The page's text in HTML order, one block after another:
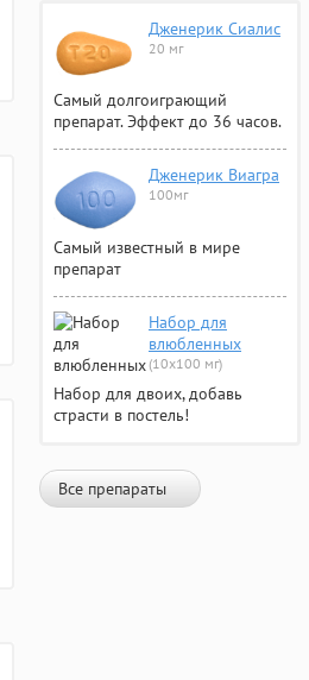
Дженерик Сиалис
20 мг
Самый долгоиграющий
препарат. Эффект до 36 часов.
Дженерик Виагра
100мг
Самый известный в мире
препарат
Набор для
влюбленных
(10х100 мг)
Набор для двоих, добавь
страсти в постель!
Все препараты